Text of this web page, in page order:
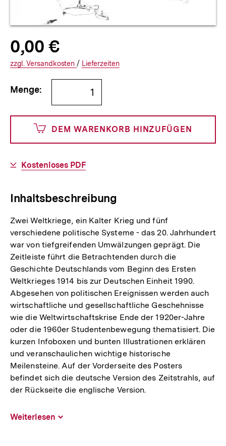
Allgemeine
Informationen
Produktpreis:
0,00 €0
€
und
0
Cents
zuzüglich
Versandkosten
Interner
Informationen
den
zzgl. zuzüglichen
Versandkosten / Interner
Informationen
Lieferzeiten
Bestellmenge
angeben
Menge:
DEM WARENKORB HINZUFÜGEN
Download-
Kostenloses PDF
Inhaltsbeschreibung
Zwei Weltkriege, ein Kalter Krieg und fünf
verschiedene politische Systeme - das 20. Jahrhundert
war von tiefgreifenden Umwälzungen geprägt. Die
Zeitleiste führt die Betrachtenden durch die
Geschichte Deutschlands vom Beginn des Ersten
Weltkrieges 1914 bis zur Deutschen Einheit 1990.
Abgesehen von politischen Ereignissen werden auch
wirtschaftliche und gesellschaftliche Geschehnisse
wie die Weltwirtschaftskrise Ende der 1920er-Jahre
oder die 1960er Studentenbewegung thematisiert. Die
kurzen Infoboxen und bunten Illustrationen erklären
und veranschaulichen wichtige historische
Meilensteine. Auf der Vorderseite des Posters
befindet sich die deutsche Version des Zeitstrahls, auf
der Rückseite die englische Version.
Weiterlesen